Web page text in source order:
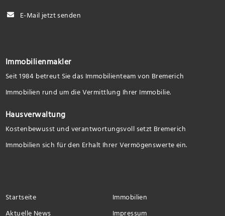
E-Mail jetzt senden
Immobilienmakler
Seit 1984 betreut Sie das Immobilienteam von Bremerich
Immobilien rund um die Vermittlung Ihrer Immobilie.
Hausverwaltung
Kostenbewusst und verantwortungsvoll setzt Bremerich
Immobilien sich für den Erhalt Ihrer Vermögenswerte ein.
Startseite
Immobilien
Aktuelle News
Impressum